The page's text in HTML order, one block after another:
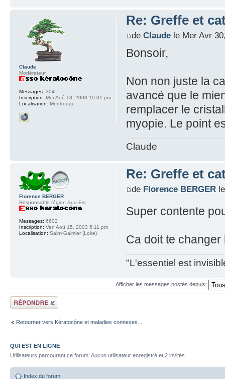
Re: Greffe et
de Claudele Mer Avr
Bonsoir,
Non non juste la
avancé que le
remplacer le
myopie. Le point
Claude
Claude
Modérateur
Messages: 304
Inscription: Mer Aoû 13, 2003 10:01 pm
Localisation: Montrouge
Re: Greffe et
de Florence BERGERle
Super contente
Ca doit te changer
"L'essentiel est
Florence BERGER
Responsable région Sud-Est
Messages: 6602
Inscription: Ven Aoû 15, 2003 5:11 pm
Localisation: Saint-Galmier (Loire)
Afficher les messages postés depuis:
Répondre
Retourner vers Kératocône et maladies connexes...
QUI EST EN LIGNE
Utilisateurs parcourant ce forum: Aucun utilisateur enregistré et 2 invités
Index du forum